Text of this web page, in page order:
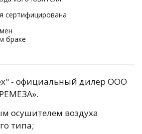
сертифицирована
браке
- официальный дилер ООО
осушителем воздуха
типа;